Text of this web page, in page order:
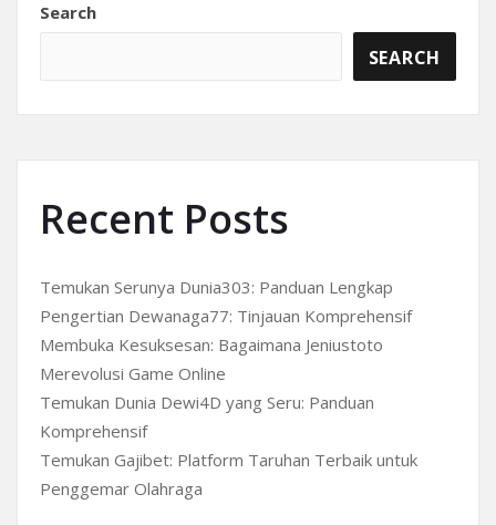
Search
SEARCH
Recent Posts
Temukan Serunya Dunia303: Panduan Lengkap
Pengertian Dewanaga77: Tinjauan Komprehensif
Membuka Kesuksesan: Bagaimana Jeniustoto
Merevolusi Game Online
Temukan Dunia Dewi4D yang Seru: Panduan
Komprehensif
Temukan Gajibet: Platform Taruhan Terbaik untuk
Penggemar Olahraga